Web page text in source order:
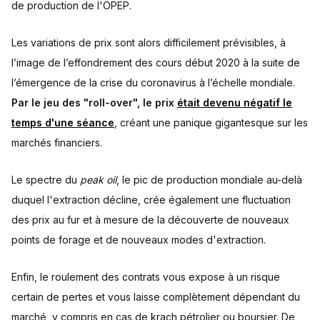
de production de l'OPEP.
Les variations de prix sont alors difficilement prévisibles, à
l’image de l’effondrement des cours début 2020 à la suite de
l’émergence de la crise du coronavirus à l’échelle mondiale.
Par le jeu des "roll-over", le prix était devenu négatif le
temps d'une séance , créant une panique gigantesque sur les
marchés financiers.
Le spectre du peak oil, le pic de production mondiale au-delà
duquel l'extraction décline, crée également une fluctuation
des prix au fur et à mesure de la découverte de nouveaux
points de forage et de nouveaux modes d'extraction.
Enfin, le roulement des contrats vous expose à un risque
certain de pertes et vous laisse complètement dépendant du
marché, y compris en cas de krach pétrolier ou boursier. De